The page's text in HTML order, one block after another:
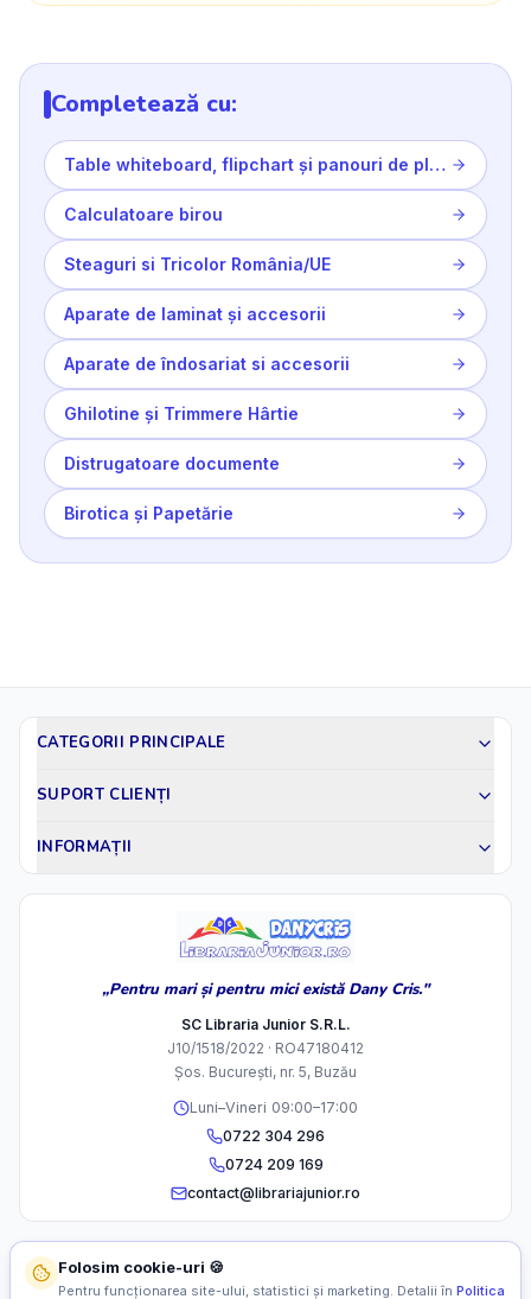
Completează cu:
Table whiteboard, flipchart și panouri de plută
Calculatoare birou
Steaguri si Tricolor România/UE
Aparate de laminat și accesorii
Aparate de îndosariat si accesorii
Ghilotine și Trimmere Hârtie
Distrugatoare documente
Birotica și Papetărie
CATEGORII PRINCIPALE
SUPORT CLIENȚI
INFORMAȚII
„Pentru mari și pentru mici există Dany Cris."
SC Libraria Junior S.R.L.
J10/1518/2022 · RO47180412
Șos. București, nr. 5, Buzău
Luni–Vineri 09:00–17:00
0722 304 296
0724 209 169
contact@librariajunior.ro
Folosim cookie-uri 🍪
Pentru funcționarea site-ului, statistici și marketing. Detalii în Politica